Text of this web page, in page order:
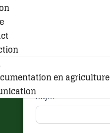
en agriculture
Sujet